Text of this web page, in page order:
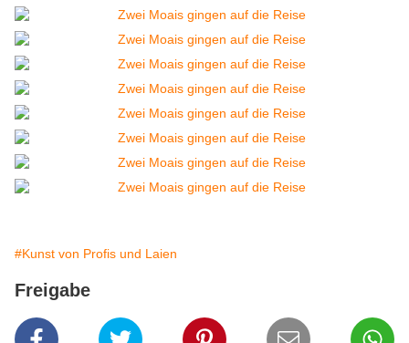
#Kunst von Profis und Laien
Freigabe